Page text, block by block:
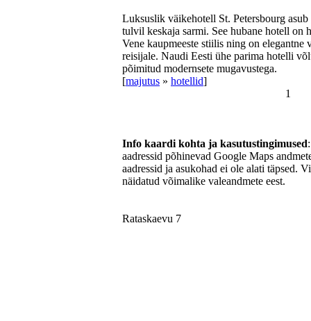
Luksuslik väikehotell St. Petersbourg asub
tulvil keskaja sarmi. See hubane hotell on
Vene kaupmeeste stiilis ning on elegantne
reisijale. Naudi Eesti ühe parima hotelli
põimitud modernsete mugavustega.
[majutus » hotellid]
1
Info kaardi kohta ja kasutustingimused
aadressid põhinevad Google Maps
aadressid ja asukohad ei ole alati täpsed.
näidatud võimalike valeandmete eest.
Rataskaevu 7